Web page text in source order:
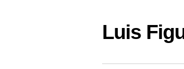
Luis